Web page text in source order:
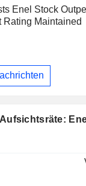
Enel Stock
Rating Maintained